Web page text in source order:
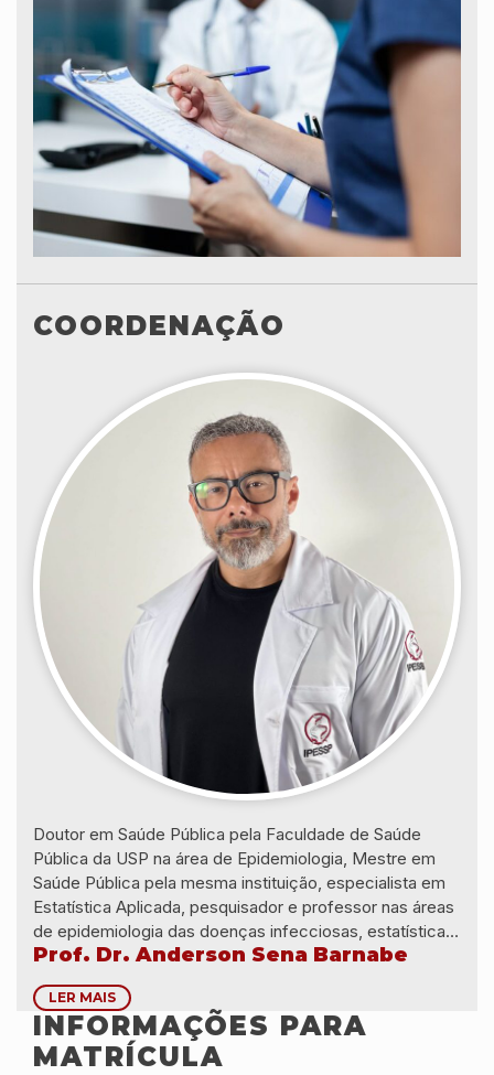
COORDENAÇÃO
Doutor em Saúde Pública pela Faculdade de Saúde
Pública da USP na área de Epidemiologia, Mestre em
Saúde Pública pela mesma instituição, especialista em
Estatística Aplicada, pesquisador e professor nas áreas
de epidemiologia das doenças infecciosas, estatísticas
em saúde e vigilâncias em saúde.Professor
Universitário, atuante na Secretaria Estadual de Saúde
de São Paulo.
Prof. Dr. Anderson Sena Barnabe
LER MAIS
INFORMAÇÕES PARA
MATRÍCULA